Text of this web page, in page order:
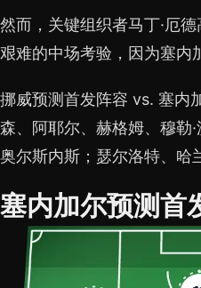
然而，关键组织者马丁·厄
艰难的中场考验，因为塞内
挪威预测首发阵容 vs. 塞内
森、阿耶尔、赫格姆、穆勒
奥尔斯内斯；瑟尔洛特、哈
塞内加尔预测首